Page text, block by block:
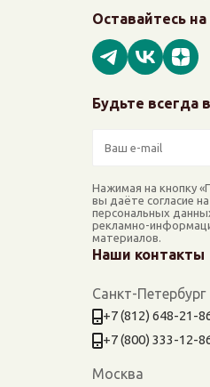
Оставайтесь на
Будьте всегда
Нажимая на кнопку
вы даёте согласие
персональных
рекламно-
материалов.
Наши контакты
Санкт-Петербург
+7 (812) 648-21-
+7 (800) 333-12-
Москва